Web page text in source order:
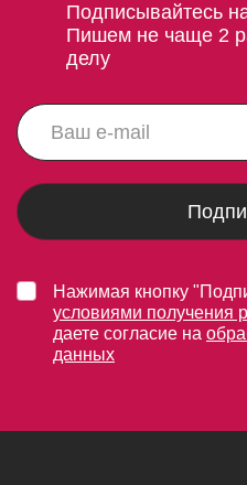
Подписывайтесь
Пишем не чаще 2
делу
Нажимая кнопку
условиями получения
даете согласие на
данных